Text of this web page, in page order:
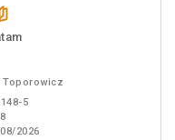
Toporowicz
5
2026